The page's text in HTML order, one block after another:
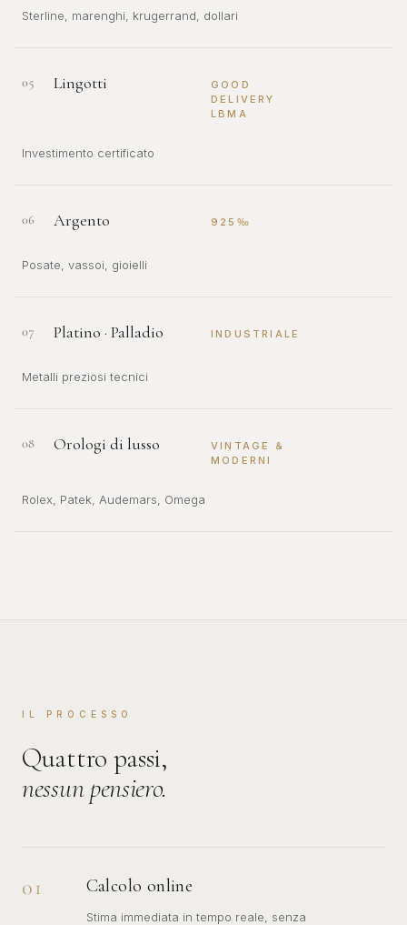
Sterline, marenghi, krugerrand, dollari
05 Lingotti
GOOD
DELIVERY
LBMA
Investimento certificato
06 Argento 925‰
Posate, vassoi, gioielli
07 Platino · Palladio INDUSTRIALE
Metalli preziosi tecnici
08 Orologi di lusso
VINTAGE &
MODERNI
Rolex, Patek, Audemars, Omega
IL PROCESSO
Quattro passi,
nessun pensiero.
01 Calcolo online
Stima immediata in tempo reale, senza